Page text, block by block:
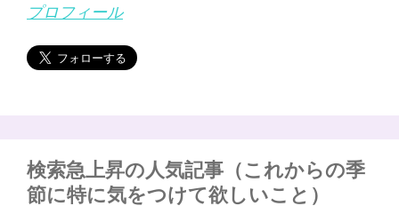
プロフィール
検索急上昇の人気記事（これからの季
節に特に気をつけて欲しいこと）